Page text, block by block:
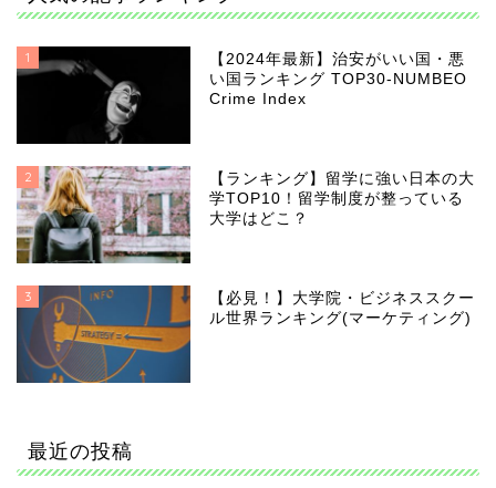
1
【2024年最新】治安がいい国・悪
い国ランキング TOP30-NUMBEO
Crime Index
2
【ランキング】留学に強い日本の大
学TOP10！留学制度が整っている
大学はどこ？
3
【必見！】大学院・ビジネススクー
ル世界ランキング(マーケティング)
最近の投稿